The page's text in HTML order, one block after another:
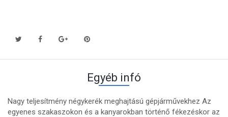
Egyéb infó
Nagy teljesítmény négykerék meghajtású gépjárművekhez Az
egyenes szakaszokon és a kanyarokban történő fékezéskor az